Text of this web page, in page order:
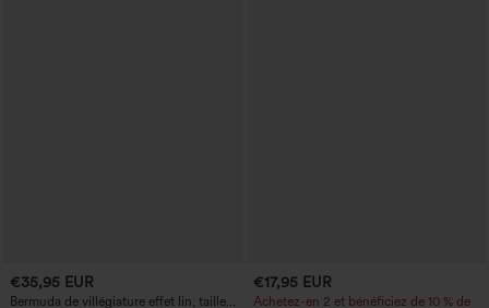
€35,95 EUR
Bermuda de villégiature effet lin, taille
€17,95 EUR
Achetez-en 2 et bénéficiez de 10 % de